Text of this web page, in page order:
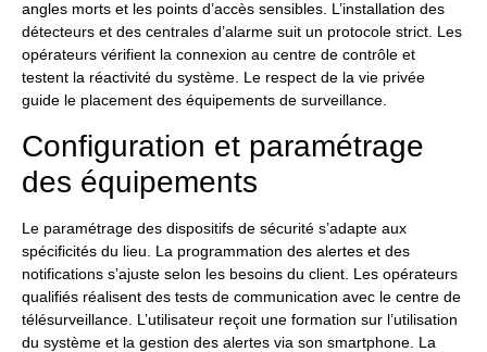
angles morts et les points d’accès sensibles. L’installation des
détecteurs et des centrales d’alarme suit un protocole strict. Les
opérateurs vérifient la connexion au centre de contrôle et
testent la réactivité du système. Le respect de la vie privée
guide le placement des équipements de surveillance.
Configuration et paramétrage
des équipements
Le paramétrage des dispositifs de sécurité s’adapte aux
spécificités du lieu. La programmation des alertes et des
notifications s’ajuste selon les besoins du client. Les opérateurs
qualifiés réalisent des tests de communication avec le centre de
télésurveillance. L’utilisateur reçoit une formation sur l’utilisation
du système et la gestion des alertes via son smartphone. La